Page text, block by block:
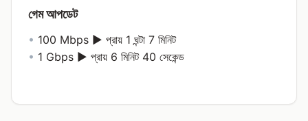
গেম আপডেট
• 100 Mbps ► প্রায় 1 ঘন্টা 7 মিনিট
• 1 Gbps ► প্রায় 6 মিনিট 40 সেকেন্ড